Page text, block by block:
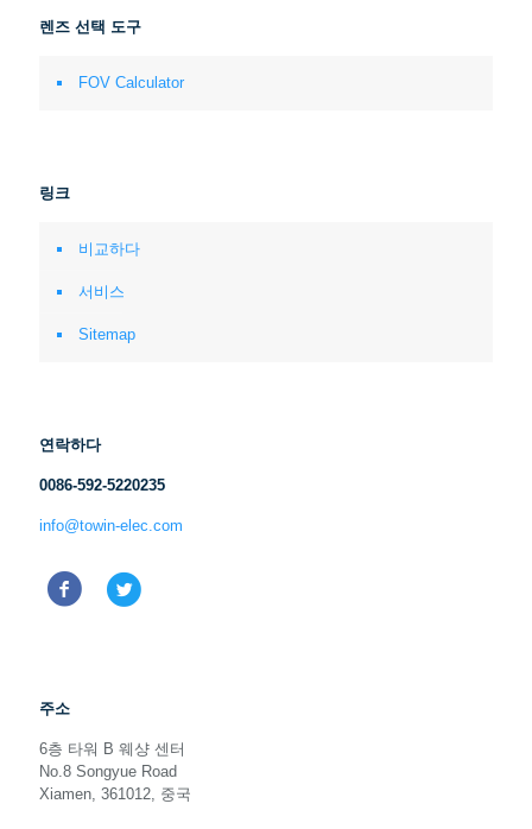
렌즈 선택 도구
FOV Calculator
링크
비교하다
서비스
Sitemap
연락하다
0086-592-5220235
info@towin-elec.com
주소
6층 타워 B 웨샹 센터
No.8 Songyue Road
Xiamen, 361012, 중국